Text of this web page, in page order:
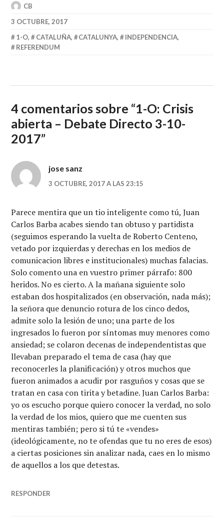
CB
3 OCTUBRE, 2017
1-O, CATALUÑA, CATALUNYA, INDEPENDENCIA,
REFERENDUM
4 comentarios sobre “1-O: Crisis
abierta – Debate Directo 3-10-
2017”
jose sanz
3 OCTUBRE, 2017 A LAS 23:15
Parece mentira que un tio inteligente como tú, Juan
Carlos Barba acabes siendo tan obtuso y partidista
(seguimos esperando la vuelta de Roberto Centeno,
vetado por izquierdas y derechas en los medios de
comunicacion libres e institucionales) muchas falacias.
Solo comento una en vuestro primer párrafo: 800
heridos. No es cierto. A la mañana siguiente solo
estaban dos hospitalizados (en observación, nada más);
la señora que denuncio rotura de los cinco dedos,
admite solo la lesión de uno; una parte de los
ingresados lo fueron por síntomas muy menores como
ansiedad; se colaron decenas de independentistas que
llevaban preparado el tema de casa (hay que
reconocerles la planificación) y otros muchos que
fueron animados a acudir por rasguños y cosas que se
tratan en casa con tirita y betadine. Juan Carlos Barba:
yo os escucho porque quiero conocer la verdad, no solo
la verdad de los mios, quiero que me cuenten sus
mentiras también; pero si tú te «vendes»
(ideológicamente, no te ofendas que tu no eres de esos)
a ciertas posiciones sin analizar nada, caes en lo mismo
de aquellos a los que detestas.
RESPONDER